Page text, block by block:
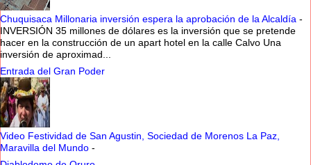
Chuquisaca Millonaria inversión espera la aprobación de la Alcaldía -
INVERSIÓN 35 millones de dólares es la inversión que se pretende
hacer en la construcción de un apart hotel en la calle Calvo Una
inversión de aproximad...
Entrada del Gran Poder
Video Festividad de San Agustin, Sociedad de Morenos La Paz,
Maravilla del Mundo -